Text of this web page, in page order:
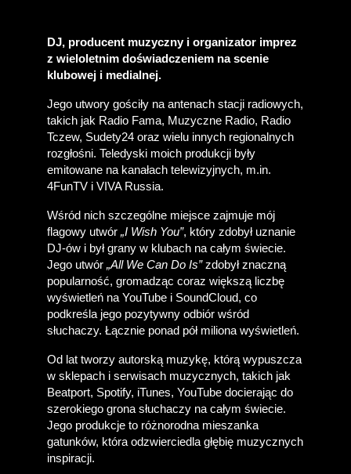
DJ, producent muzyczny i organizator imprez
z wieloletnim doświadczeniem na scenie
klubowej i medialnej.
Jego utwory gościły na antenach stacji radiowych,
takich jak Radio Fama, Muzyczne Radio, Radio
Tczew, Sudety24 oraz wielu innych regionalnych
rozgłośni. Teledyski moich produkcji były
emitowane na kanałach telewizyjnych, m.in.
4FunTV i VIVA Russia.
Wśród nich szczególne miejsce zajmuje mój
flagowy utwór „I Wish You”, który zdobył uznanie
DJ-ów i był grany w klubach na całym świecie.
Jego utwór „All We Can Do Is” zdobył znaczną
popularność, gromadząc coraz większą liczbę
wyświetleń na YouTube i SoundCloud, co
podkreśla jego pozytywny odbiór wśród
słuchaczy. Łącznie ponad pół miliona wyświetleń.
Od lat tworzy autorską muzykę, którą wypuszcza
w sklepach i serwisach muzycznych, takich jak
Beatport, Spotify, iTunes, YouTube docierając do
szerokiego grona słuchaczy na całym świecie.
Jego produkcje to różnorodna mieszanka
gatunków, która odzwierciedla głębię muzycznych
inspiracji.